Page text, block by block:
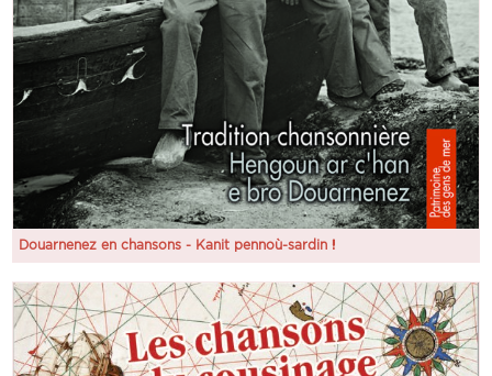
Douarnenez en chansons - Kanit pennoù-sardin !